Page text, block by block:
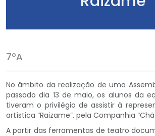
7ºA
No âmbito da realização de uma
passado dia 13 de maio, os alunos da
tiveram o privilégio de assistir à
artística “Raizame”, pela Companhia
A partir das ferramentas de teatro